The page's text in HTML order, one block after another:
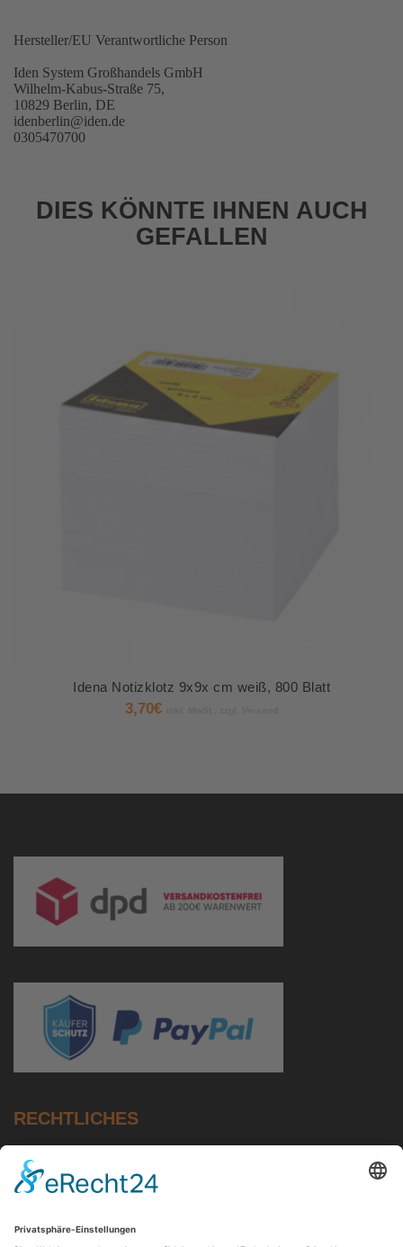
Hersteller/EU Verantwortliche Person
Iden System Großhandels GmbH
Wilhelm-Kabus-Straße 75,
10829 Berlin, DE
idenberlin@iden.de
0305470700
DIES KÖNNTE IHNEN AUCH
GEFALLEN
Idena Notizklotz 9x9x cm weiß, 800 Blatt
3,70€
RECHTLICHES
Impressum
AGB